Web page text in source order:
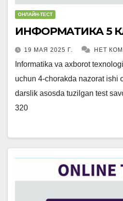
ОНЛАЙН-ТЕСТ
ИНФОРМАТИКА 5
19 МАЯ 2025 Г. НЕТ
Informatika va axborot
uchun 4-chorakda nazorat ishi
darslik asosda tuzilgan test
320